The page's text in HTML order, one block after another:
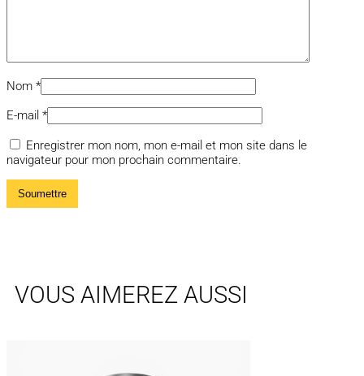
Nom *
E-mail *
Enregistrer mon nom, mon e-mail et mon site dans le
navigateur pour mon prochain commentaire.
VOUS AIMEREZ AUSSI